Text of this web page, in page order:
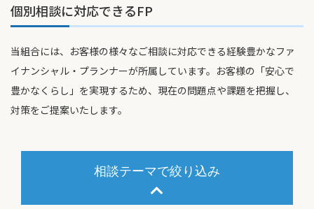
個別相談に対応できるFP
当組合には、お客様の様々なご相談に対応できる経験豊かなファ
イナンシャル・プランナーが所属しています。お客様の「安心で
豊かなくらし」を実現するため、現在の問題点や課題を把握し、
対策をご提案いたします。
相談テーマで絞り込み